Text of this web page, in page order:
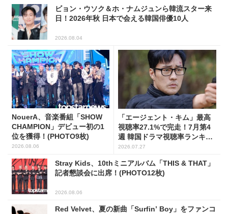
ビョン・ウソク＆ホ・ナムジュンら韓流スター来
日！2026年秋 日本で会える韓国俳優10人
2026.08.04
NouerA、音楽番組「SHOW
CHAMPION」デビュー初の1
位を獲得！(PHOTO9枚)
2026.08.06
「エージェント・キム」最高
視聴率27.1%で完走！7月第4
週 韓国ドラマ視聴率ランキン
グ
2026.07.27
Stray Kids、10thミニアルバム「THIS & THAT」
記者懇談会に出席！(PHOTO12枚)
2026.08.06
Red Velvet、夏の新曲「Surfin’ Boy」をファンコ